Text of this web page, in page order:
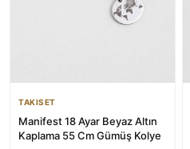
TAKISET
Manifest 18 Ayar Beyaz Altın
Kaplama 55 Cm Gümüş Kolye